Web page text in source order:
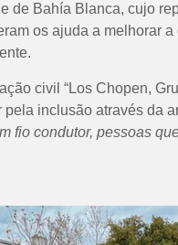
de Bahía Blanca, cujo
os ajuda a melhorar
civil “Los Chopen,
inclusão através da
fio condutor, pessoas